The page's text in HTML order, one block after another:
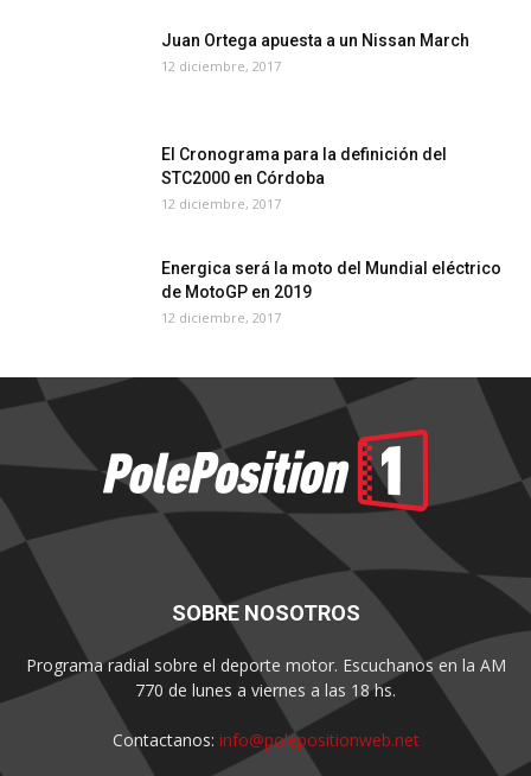
Juan Ortega apuesta a un Nissan March
12 diciembre, 2017
El Cronograma para la definición del
STC2000 en Córdoba
12 diciembre, 2017
Energica será la moto del Mundial eléctrico
de MotoGP en 2019
12 diciembre, 2017
SOBRE NOSOTROS
Programa radial sobre el deporte motor. Escuchanos en la AM
770 de lunes a viernes a las 18 hs.
Contactanos: info@polepositionweb.net